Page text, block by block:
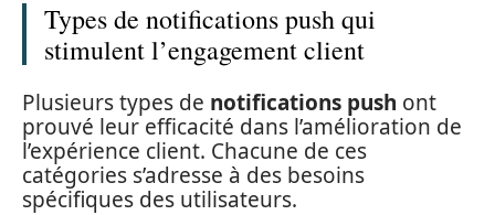
Types de notifications push qui
stimulent l’engagement client
Plusieurs types de notifications push ont
prouvé leur efficacité dans l’amélioration de
l’expérience client. Chacune de ces
catégories s’adresse à des besoins
spécifiques des utilisateurs.